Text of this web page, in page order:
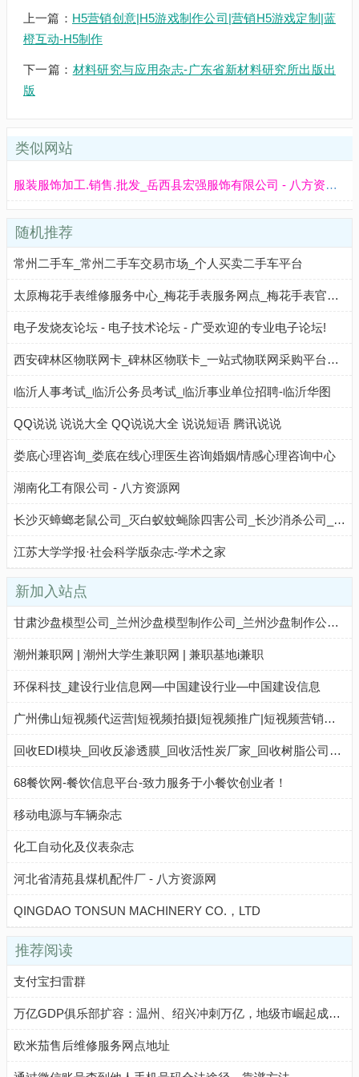
上一篇： H5营销创意|H5游戏制作公司|营销H5游戏定制|蓝
橙互动-H5制作
下一篇： 材料研究与应用杂志-广东省新材料研究所出版出
版
类似网站
服装服饰加工.销售.批发_岳西县宏强服饰有限公司 - 八方资源网
随机推荐
常州二手车_常州二手车交易市场_个人买卖二手车平台
太原梅花手表维修服务中心_梅花手表服务网点_梅花手表官方售后
电子发烧友论坛 - 电子技术论坛 - 广受欢迎的专业电子论坛!
西安碑林区物联网卡_碑林区物联卡_一站式物联网采购平台【物联卡商城】
临沂人事考试_临沂公务员考试_临沂事业单位招聘-临沂华图
QQ说说 说说大全 QQ说说大全 说说短语 腾讯说说
娄底心理咨询_娄底在线心理医生咨询婚姻/情感心理咨询中心
湖南化工有限公司 - 八方资源网
长沙灭蟑螂老鼠公司_灭白蚁蚊蝇除四害公司_长沙消杀公司_长沙白蚁防治公司 - 八方资源网
江苏大学学报·社会科学版杂志-学术之家
新加入站点
甘肃沙盘模型公司_兰州沙盘模型制作公司_兰州沙盘制作公司_甘肃沙盘模型厂家
潮州兼职网 | 潮州大学生兼职网 | 兼职基地i兼职
环保科技_建设行业信息网—中国建设行业—中国建设信息
广州佛山短视频代运营|短视频拍摄|短视频推广|短视频营销策划公司_抖钱师
回收EDI模块_回收反渗透膜_回收活性炭厂家_回收树脂公司_废旧树脂回收厂家 - 八方资源网
68餐饮网-餐饮信息平台-致力服务于小餐饮创业者！
移动电源与车辆杂志
化工自动化及仪表杂志
河北省清苑县煤机配件厂 - 八方资源网
QINGDAO TONSUN MACHINERY CO.，LTD
推荐阅读
支付宝扫雷群
万亿GDP俱乐部扩容：温州、绍兴冲刺万亿，地级市崛起成新引擎
欧米茄售后维修服务网点地址